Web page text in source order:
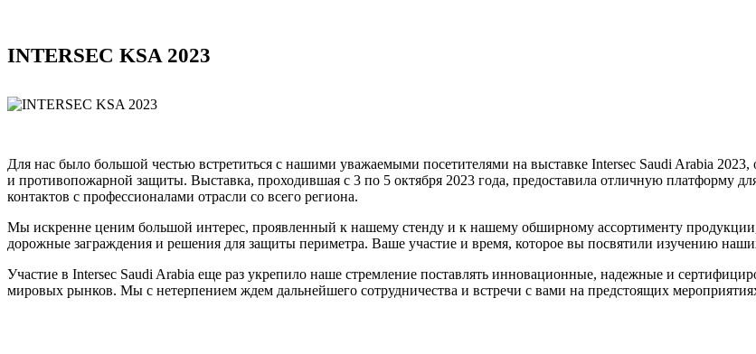
INTERSEC KSA 2023
Для нас было большой честью встретиться с нашими уважаемыми посетителями на выставке Intersec Saudi Arabia
и противопожарной защиты. Выставка, проходившая с 3 по 5 октября 2023 года, предоставила отличную платформу
контактов с профессионалами отрасли со всего региона.
Мы искренне ценим большой интерес, проявленный к нашему стенду и к нашему обширному ассортименту
дорожные заграждения и решения для защиты периметра. Ваше участие и время, которое вы посвятили изучению
Участие в Intersec Saudi Arabia еще раз укрепило наше стремление поставлять инновационные, надежные и
мировых рынков. Мы с нетерпением ждем дальнейшего сотрудничества и встречи с вами на предстоящих